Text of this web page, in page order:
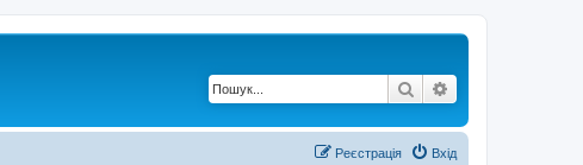
Пошук
Вхід
Реєстрація